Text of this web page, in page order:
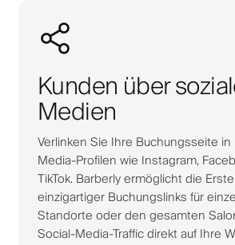
Kunden über
Medien
Verlinken Sie Ihre Buchungsseite
Media-Profilen wie Instagram,
TikTok. Barberly ermöglicht die
einzigartiger Buchungslinks für
Standorte oder den gesamten
Social-Media-Traffic direkt auf Ihre